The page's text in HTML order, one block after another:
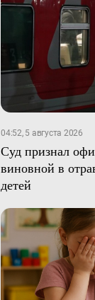
04:52, 5 августа 2026
Суд признал
виновной в
детей